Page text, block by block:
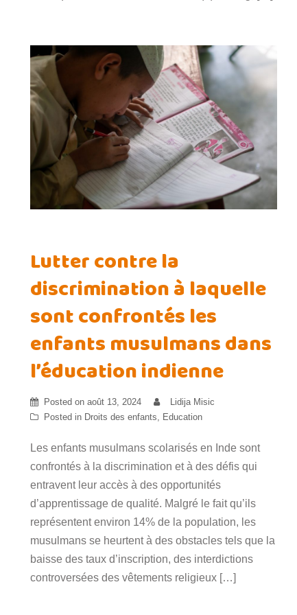
Lutter contre la
discrimination à laquelle
sont confrontés les
enfants musulmans dans
l’éducation indienne
Posted on août 13, 2024
Lidija Misic
Posted in Droits des enfants Education
Les enfants musulmans scolarisés en Inde sont
confrontés à la discrimination et à des défis qui
entravent leur accès à des opportunités
d’apprentissage de qualité. Malgré le fait qu’ils
représentent environ 14% de la population, les
musulmans se heurtent à des obstacles tels que la
baisse des taux d’inscription, des interdictions
controversées des vêtements religieux […]